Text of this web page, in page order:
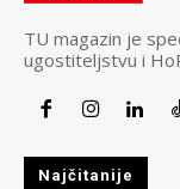
TU magazin je
ugostiteljstvu i
Najčitanije